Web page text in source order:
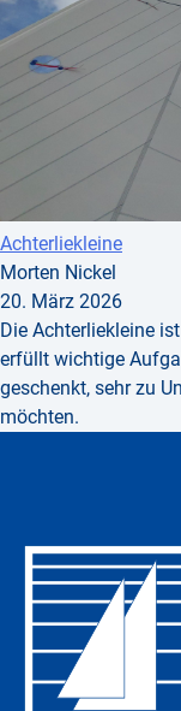
Achterliekleine
Morten Nickel
20. März 2026
Die Achterliekleine
erfüllt wichtige
geschenkt, sehr zu
möchten.